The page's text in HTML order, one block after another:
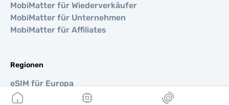
MobiMatter für Wiederverkäufer
MobiMatter für Unternehmen
MobiMatter für Affiliates
Regionen
eSIM für Europa
eSIM für Asien